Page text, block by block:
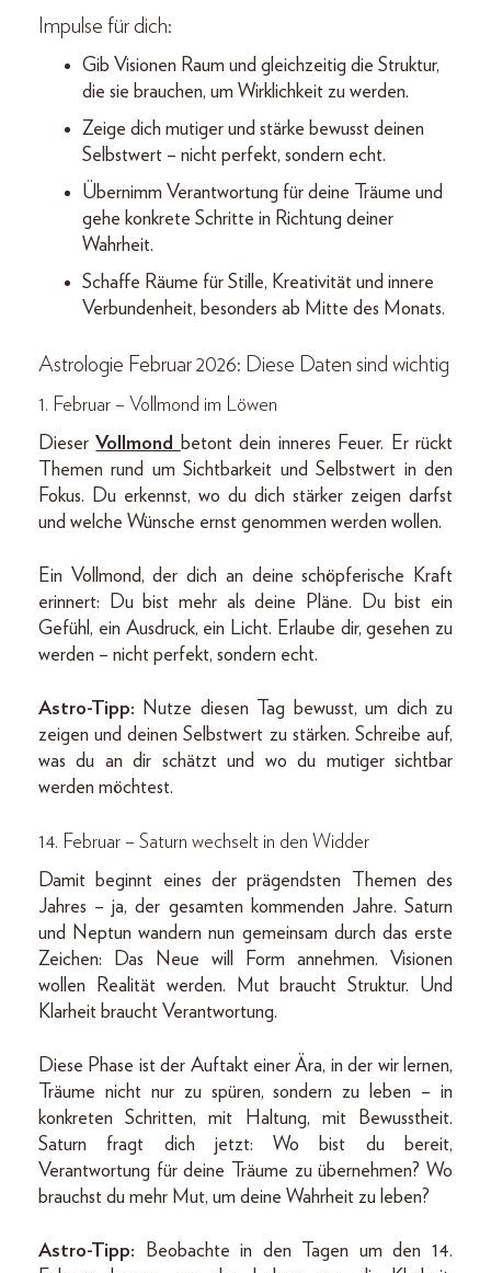
Impulse für dich:
Gib Visionen Raum und gleichzeitig die Struktur,
die sie brauchen, um Wirklichkeit zu werden.
Zeige dich mutiger und stärke bewusst deinen
Selbstwert – nicht perfekt, sondern echt.
Übernimm Verantwortung für deine Träume und
gehe konkrete Schritte in Richtung deiner
Wahrheit.
Schaffe Räume für Stille, Kreativität und innere
Verbundenheit, besonders ab Mitte des Monats.
Astrologie Februar 2026: Diese Daten sind wichtig
1. Februar – Vollmond im Löwen
DieserVollmond
betont dein inneres Feuer. Er rückt
Themen rund um Sichtbarkeit und Selbstwert in den
Fokus. Du erkennst, wo du dich stärker zeigen darfst
und welche Wünsche ernst genommen werden wollen.
Ein Vollmond, der dich an deine schöpferische Kraft
erinnert: Du bist mehr als deine Pläne. Du bist ein
Gefühl, ein Ausdruck, ein Licht. Erlaube dir, gesehen zu
werden – nicht perfekt, sondern echt.
Astro-Tipp: Nutze diesen Tag bewusst, um dich zu
zeigen und deinen Selbstwert zu stärken. Schreibe auf,
was du an dir schätzt und wo du mutiger sichtbar
werden möchtest.
14. Februar – Saturn wechselt in den Widder
Damit beginnt eines der prägendsten Themen des
Jahres – ja, der gesamten kommenden Jahre. Saturn
und Neptun wandern nun gemeinsam durch das erste
Zeichen: Das Neue will Form annehmen. Visionen
wollen Realität werden. Mut braucht Struktur. Und
Klarheit braucht Verantwortung.
Diese Phase ist der Auftakt einer Ära, in der wir lernen,
Träume nicht nur zu spüren, sondern zu leben – in
konkreten Schritten, mit Haltung, mit Bewusstheit.
Saturn fragt dich jetzt: Wo bist du bereit,
Verantwortung für deine Träume zu übernehmen? Wo
brauchst du mehr Mut, um deine Wahrheit zu leben?
Astro-Tipp: Beobachte in den Tagen um den 14.